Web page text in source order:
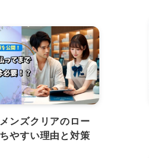
ンズクリアのロー
やすい理由と対策